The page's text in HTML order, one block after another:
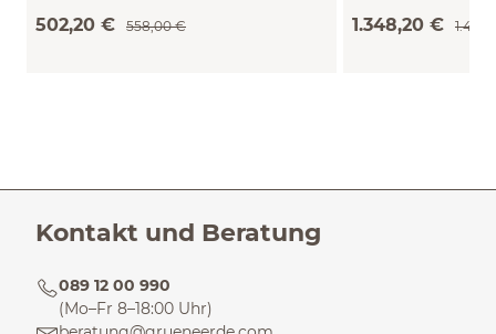
502,20 € 558,00 € 1.348,20 €
Kontakt und Beratung
089 12 00 990
(Mo–Fr 8–18:00 Uhr)